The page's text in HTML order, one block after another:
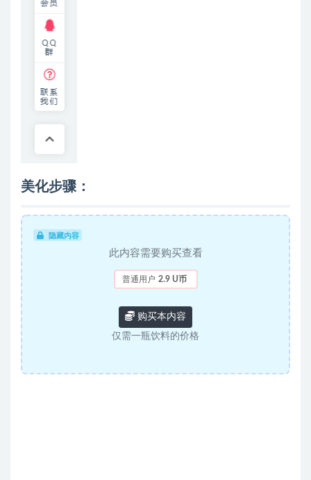
美化步骤：
隐藏内容
此内容需要购买查看
普通用户 2.9 U币
购买本内容
仅需一瓶饮料的价格